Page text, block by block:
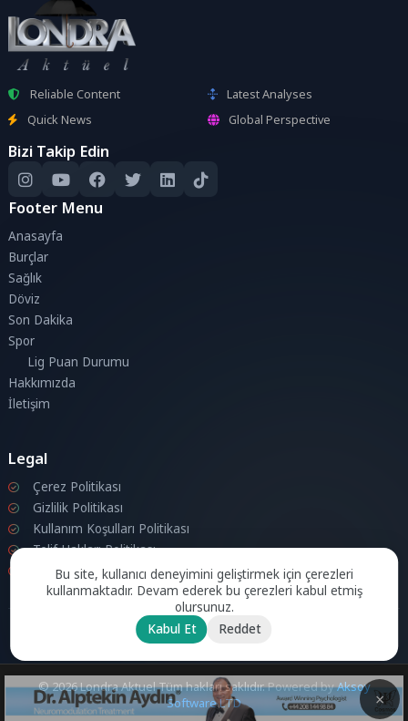
Reliable Content
Latest Analyses
Quick News
Global Perspective
Bizi Takip Edin
Footer Menu
Anasayfa
Burçlar
Sağlık
Döviz
Son Dakika
Spor
Lig Puan Durumu
Hakkımızda
İletişim
Legal
Çerez Politikası
Gizlilik Politikası
Kullanım Koşulları Politikası
Telif Hakları Politikası
İletişim
© 2026 Londra Aktuel Tüm hakları saklıdır.Powered byAksoy
Software LTD
Bu site, kullanıcı deneyimini geliştirmek için çerezleri
kullanmaktadır. Devam ederek bu çerezleri kabul etmiş
olursunuz.
Kabul Et
Reddet